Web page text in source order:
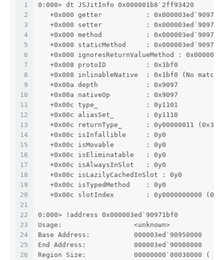
1
2
3
4
5
6
7
8
9
10
11
12
13
14
15
16
17
18
19
20
21
22
23
24
25
26
0:000> dt JSJitInfo 0x000001b8`2ff93420
+0x000 getter           :
+0x000 setter           :
+0x000 method           :
+0x000 staticMethod     :
+0x000 ignoresReturnValueMethod :
   +0x008 protoID          : 0x1bf0
+0x008 inlinableNative  : 0x1bf0 (No
   +0x00a depth            : 0x9097
   +0x00a nativeOp         : 0x9097
   +0x00c type_            : 0y1101
   +0x00c aliasSet_        : 0y1110
   +0x00c returnType_      : 0y00000011 (0x3)
   +0x00c isInfallible     : 0y0
   +0x00c isMovable        : 0y0
   +0x00c isEliminatable   : 0y0
   +0x00c isAlwaysInSlot   : 0y0
   +0x00c isLazilyCachedInSlot : 0y0
   +0x00c isTypedMethod    : 0y0
   +0x00c slotIndex        : 0y0000000000 (0)
0:000> !address 0x000003ed`90971bf0
Usage:                  <unknown>
Base Address:           000003ed`90950000
End Address:            000003ed`90980000
Region Size:            00000000`00030000 (